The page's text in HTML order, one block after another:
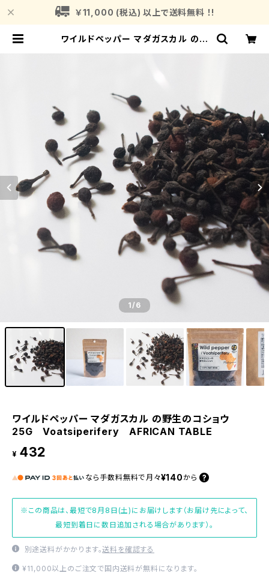
￥11,000 (税込) 以上で送料無料 ！!
ワイルドペッパー マダガスカル の野
1/6
ワイルドペッパー マダガスカル の野生のコショウ
25G Voatsiperifery AFRICAN TABLE
¥ 432
なら 手数料無料で 月々¥140 から
※この商品は、最短で8月8日(土)にお届けします（お届け先によって、
最短到着日に数日追加される場合があります）。
別途送料がかかります。送料を確認する
¥11,000以上のご注文で国内送料が無料になります。